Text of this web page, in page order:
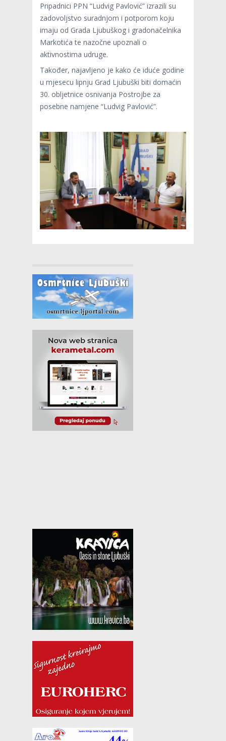
Pripadnici PPN “Ludvig Pavlović” izrazili su
zadovoljstvo suradnjom i potporom koju
imaju od Grada Ljubuškog i gradonačelnika
Markotića te nazočne upoznali o
aktivnostima udruge.
Također, najavljeno je kako će iduće godine
u mjesecu lipnju Grad Ljubuški biti domaćin
30. obljetnice osnivanja Postrojbe za
posebne namjene “Ludvig Pavlović”.